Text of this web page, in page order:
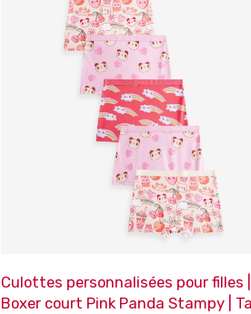
Culottes personnalisées pour filles |
Boxer court Pink Panda Stampy |